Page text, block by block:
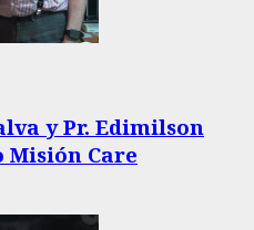
y Pr. Edimilson
Care